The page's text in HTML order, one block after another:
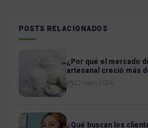
POSTS RELACIONADOS
¿Por qué el mercado
artesanal creció más
22 mayo, 2026
¿Qué buscan los